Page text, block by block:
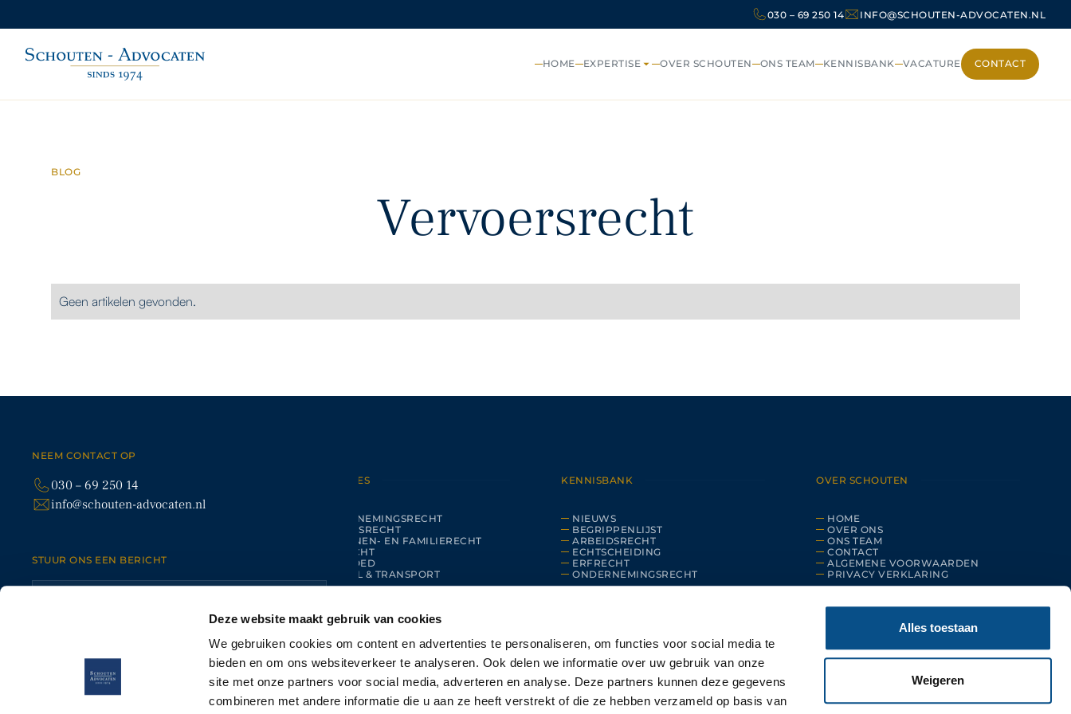
Deze website maakt gebruik van cookies
We gebruiken cookies om content en advertenties te personaliseren, om functies voor social media te
bieden en om ons websiteverkeer te analyseren. Ook delen we informatie over uw gebruik van onze
site met onze partners voor social media, adverteren en analyse. Deze partners kunnen deze gegevens
combineren met andere informatie die u aan ze heeft verstrekt of die ze hebben verzameld op basis van
Alles toestaan
Weigeren
030 – 69 250 14 INFO@SCHOUTEN-ADVOCATEN.NL
HOME EXPERTISE OVER SCHOUTEN ONS TEAM KENNISBANK VACATURE
CONTACT
BLOG
Vervoersrecht
Geen artikelen gevonden.
Contact met Schouten
NEEM CONTACT OP
030 – 69 250 14
info@schouten-advocaten.nl
STUUR ONS EEN BERICHT
SLOTLAAN 70-72
INFO@SCHOUTEN-ADVOCATEN.NL
/SCHOUTEN-ADVOCATEN
EXPERTISES
ONDERNEMINGSRECHT
ARBEIDSRECHT
PERSONEN- EN FAMILIERECHT
ERFRECHT
VASTGOED
HANDEL & TRANSPORT
KENNISBANK
NIEUWS
BEGRIPPENLIJST
ARBEIDSRECHT
ECHTSCHEIDING
ERFRECHT
ONDERNEMINGSRECHT
OVER SCHOUTEN
HOME
OVER ONS
ONS TEAM
CONTACT
ALGEMENE VOORWAARDEN
PRIVACY VERKLARING
©2026SCHOUTEN ADVOCATEN. ALLE RECHTEN VOORBEHOUDEN.